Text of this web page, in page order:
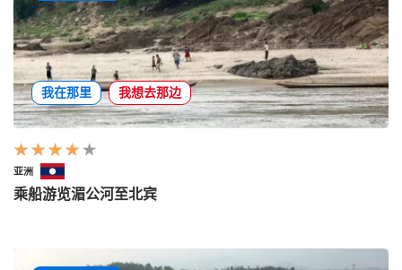
我在那里 我想去那边
亚洲
乘船游览湄公河至北宾